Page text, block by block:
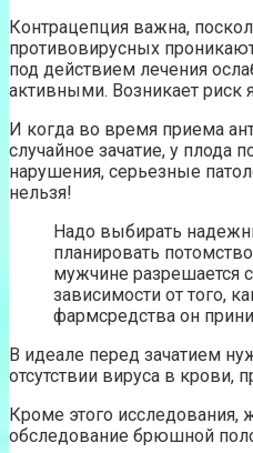
Контрацепция важна,
противовирусных
под действием лечения
активными. Возникает
И когда во время приема
случайное зачатие, у плода
нарушения, серьезные
нельзя!
Надо выбирать
планировать
мужчине разрешается
зависимости от того,
фармсредства он
В идеале перед зачатием
отсутствии вируса в крови,
Кроме этого
обследование брюшной